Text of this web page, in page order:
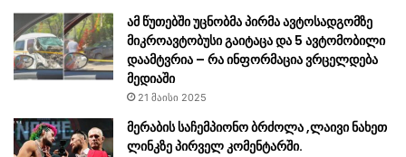
ამ წუთებში უცნობმა პირმა ავტოსადგომზე
მიკროავტობუსი გაიტაცა და 5 ავტომობილი
დაამტვრია – რა ინფორმაცია ვრცელდება
მედიაში
21 მაისი 2025
მერაბის საჩემპიონო ბრძოლა ,ლაივი ნახეთ
ლინკზე პირველ კომენტარში.